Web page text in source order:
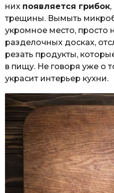
них появляется грибок
трещины. Вымыть
укромное место, просто
разделочных досках,
резать продукты,
в пищу. Не говоря уже о
украсит интерьер кухни.